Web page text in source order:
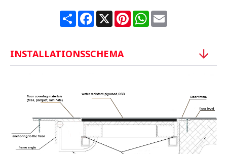
ShareFacebook
X PinterestWhatsApp
Email
INSTALLATIONSSCHEMA